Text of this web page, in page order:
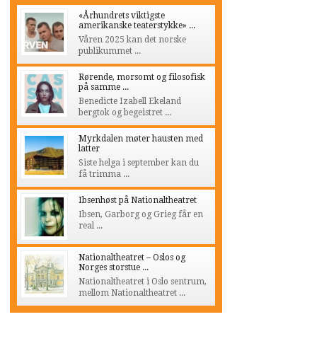
«Århundrets viktigste
amerikanske teaterstykke» ...
Våren 2025 kan det norske
publikummet ...
Rørende, morsomt og filosofisk
på samme ...
Benedicte Izabell Ekeland
bergtok og begeistret ...
Myrkdalen møter hausten med
latter
Siste helga i september kan du
få trimma ...
Ibsenhøst på Nationaltheatret
Ibsen, Garborg og Grieg får en
real ...
Nationaltheatret – Oslos og
Norges storstue ...
Nationaltheatret i Oslo sentrum,
mellom Nationaltheatret ...